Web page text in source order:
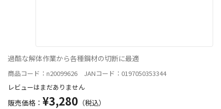
過酷な解体作業から各種鋼材の切断に最適
商品コード：n20099626 JANコード：0197050353344
レビューはまだありません
販売価格： ¥3,280 （税込）